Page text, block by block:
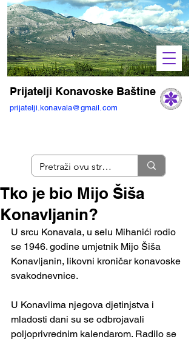
Prijatelji Konavoske Baštine
prijatelji.konavala@gmail.com
Tko je bio Mijo Šiša
Konavljanin?
U srcu Konavala, u selu Mihanići rodio
se 1946. godine umjetnik Mijo Šiša
Konavljanin, likovni kroničar konavoske
svakodnevnice.
U Konavlima njegova djetinjstva i
mladosti dani su se odbrojavali
poljoprivrednim kalendarom. Radilo se